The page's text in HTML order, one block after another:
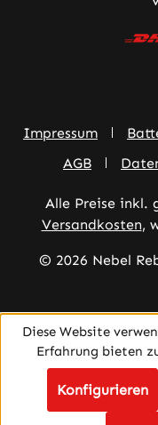
Impressum
AGB
Alle Preise inkl.
Versandkosten,
© 2026 Nebel
Diese Website
Erfahrung bieten
Konfigurieren